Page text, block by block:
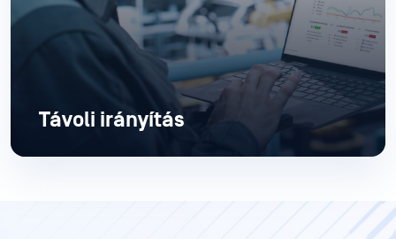
Távoli irányítás